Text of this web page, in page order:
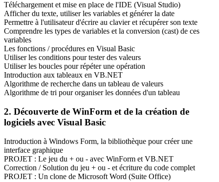
Téléchargement et mise en place de l'IDE (Visual Studio)
Afficher du texte, utiliser les variables et générer la date
Permettre à l'utilisateur d'écrire au clavier et récupérer son texte
Comprendre les types de variables et la conversion (cast) de ces
variables
Les fonctions / procédures en Visual Basic
Utiliser les conditions pour tester des valeurs
Utiliser les boucles pour répéter une opération
Introduction aux tableaux en VB.NET
Algorithme de recherche dans un tableau de valeurs
Algorithme de tri pour organiser les données d'un tableau
2. Découverte de WinForm et de la création de
logiciels avec Visual Basic
Introduction à Windows Form, la bibliothèque pour créer une
interface graphique
PROJET : Le jeu du + ou - avec WinForm et VB.NET
Correction / Solution du jeu + ou - et écriture du code complet
PROJET : Un clone de Microsoft Word (Suite Office)